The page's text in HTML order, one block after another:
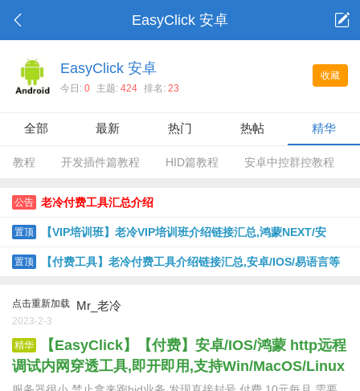
EasyClick 安卓
收藏
EasyClick 安卓
今日: 0 主题: 424 排名: 23
全部 最新 热门 热帖 精华
教程 开发插件篇教程 HID篇教程 安卓中控群控教程
公告 老冷付费工具汇总介绍
置顶 【VIP培训班】老冷VIP培训班介绍链接汇总,鸿蒙NEXT/安
卓/IOS USB版/IOS脱机版/PHP等
置顶 【付费工具】老冷付费工具介绍链接汇总,安卓/IOS/易语言等
点击重新加载 Mr_老冷
2023-2-3
精华
【EasyClick】【付费】安卓/IOS/鸿蒙 http远程
调试内网穿透工具,即开即用,支持Win/MacOS/Linux